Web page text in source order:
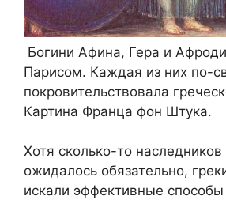
Богини Афина, Гера и
Парисом. Каждая из них по-
покровительствовала
Картина Франца фон Штука.
Хотя сколько-то
ожидалось обязательно,
искали эффективные способы